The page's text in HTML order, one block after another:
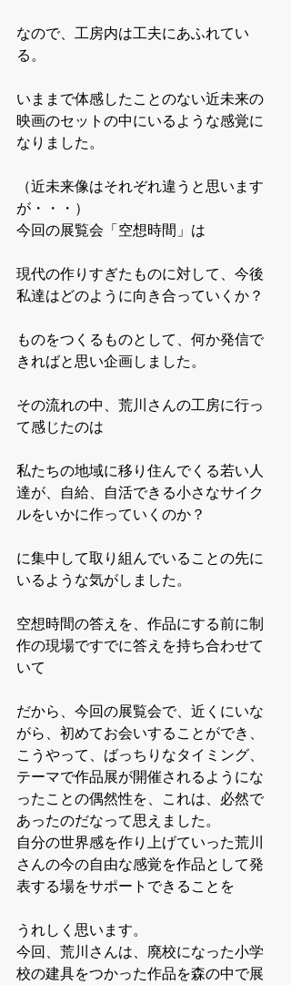
なので、工房内は工夫にあふれてい
る。
いままで体感したことのない近未来の
映画のセットの中にいるような感覚に
なりました。
（近未来像はそれぞれ違うと思います
が・・・）
今回の展覧会「空想時間」は
現代の作りすぎたものに対して、今後
私達はどのように向き合っていくか？
ものをつくるものとして、何か発信で
きればと思い企画しました。
その流れの中、荒川さんの工房に行っ
て感じたのは
私たちの地域に移り住んでくる若い人
達が、自給、自活できる小さなサイク
ルをいかに作っていくのか？
に集中して取り組んでいることの先に
いるような気がしました。
空想時間の答えを、作品にする前に制
作の現場ですでに答えを持ち合わせて
いて
だから、今回の展覧会で、近くにいな
がら、初めてお会いすることができ、
こうやって、ばっちりなタイミング、
テーマで作品展が開催されるようにな
ったことの偶然性を、これは、必然で
あったのだなって思えました。
自分の世界感を作り上げていった荒川
さんの今の自由な感覚を作品として発
表する場をサポートできることを
うれしく思います。
今回、荒川さんは、廃校になった小学
校の建具をつかった作品を森の中で展